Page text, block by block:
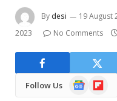
Bydesi 19 August
2023
No Comments
Follow Us
Google
News